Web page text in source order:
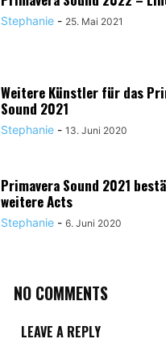
Stephanie - 25. Mai 2021
Weitere Künstler für das
Sound 2021
Stephanie - 13. Juni 2020
Primavera Sound 2021
weitere Acts
Stephanie - 6. Juni 2020
NO COMMENTS
LEAVE A REPLY